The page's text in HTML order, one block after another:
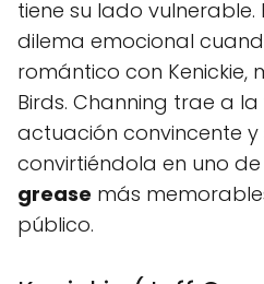
tiene su lado
dilema emocional
romántico con Kenickie,
Birds. Channing trae a
actuación convincente y
convirtiéndola en uno de
grease más
público.